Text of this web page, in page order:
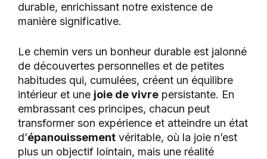
durable, enrichissant notre existence de
manière significative.
Le chemin vers un bonheur durable est jalonné
de découvertes personnelles et de petites
habitudes qui, cumulées, créent un équilibre
intérieur et une joie de vivre persistante. En
embrassant ces principes, chacun peut
transformer son expérience et atteindre un état
d’épanouissement véritable, où la joie n’est
plus un objectif lointain, mais une réalité